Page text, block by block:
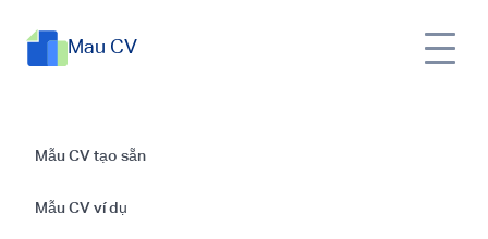
Mau CV
Mẫu CV tạo sẵn
Mẫu CV ví dụ
Hướng Dẫn Viết Thư
Xin Việc Và Mẫu Thư